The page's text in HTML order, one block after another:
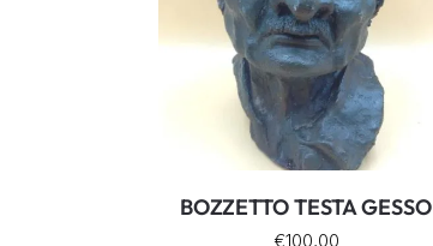
BOZZETTO TESTA GESSO
€100,00